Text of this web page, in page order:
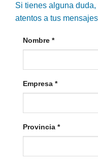
Si tienes alguna
atentos a tus
Nombre *
Empresa *
Provincia *